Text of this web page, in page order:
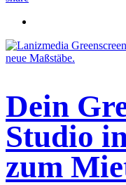
Dein
Studio
zum